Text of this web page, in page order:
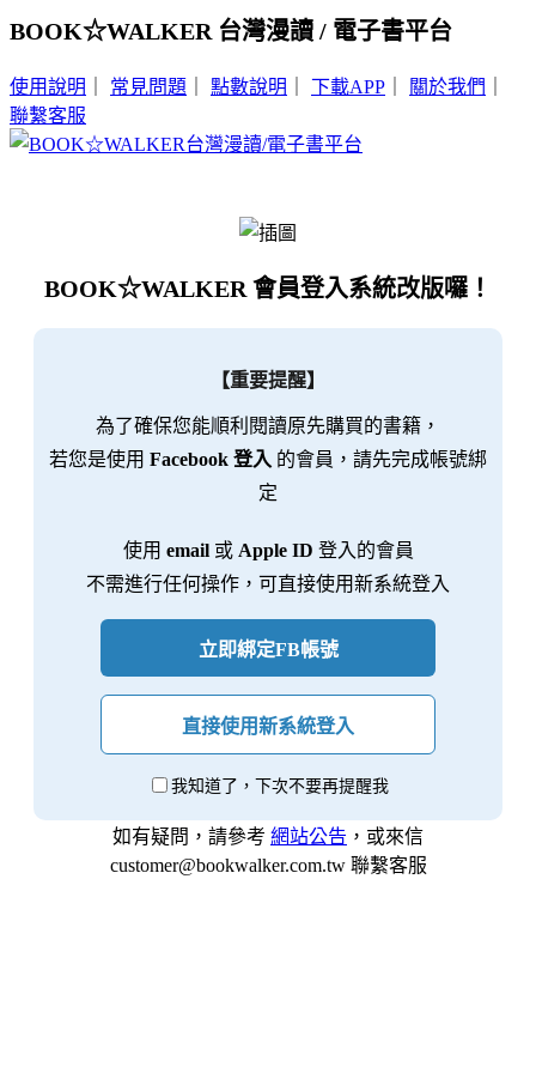
BOOK☆WALKER 台灣漫讀 / 電子書平台
使用說明 常見問題 點數說明 下載APP 關於我們
聯繫客服
BOOK☆WALKER 會員登入系統改版囉！
【重要提醒】
為了確保您能順利閱讀原先購買的書籍，
若您是使用 Facebook 登入 的會員，請先完成帳號綁
定
使用 email或 Apple ID 登入的會員
不需進行任何操作，可直接使用新系統登入
立即綁定FB帳號
直接使用新系統登入
我知道了，下次不要再提醒我
如有疑問，請參考 網站公告 ，或來信
customer@bookwalker.com.tw 聯繫客服